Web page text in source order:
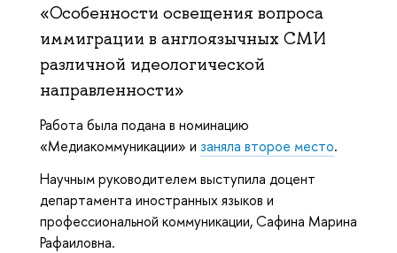
«Особенности освещения вопроса
иммиграции в англоязычных СМИ
различной идеологической
направленности»
Работа была подана в номинацию
«Медиакоммуникации» и заняла второе место.
Научным руководителем выступила доцент
департамента иностранных языков и
профессиональной коммуникации, Сафина Марина
Рафаиловна.